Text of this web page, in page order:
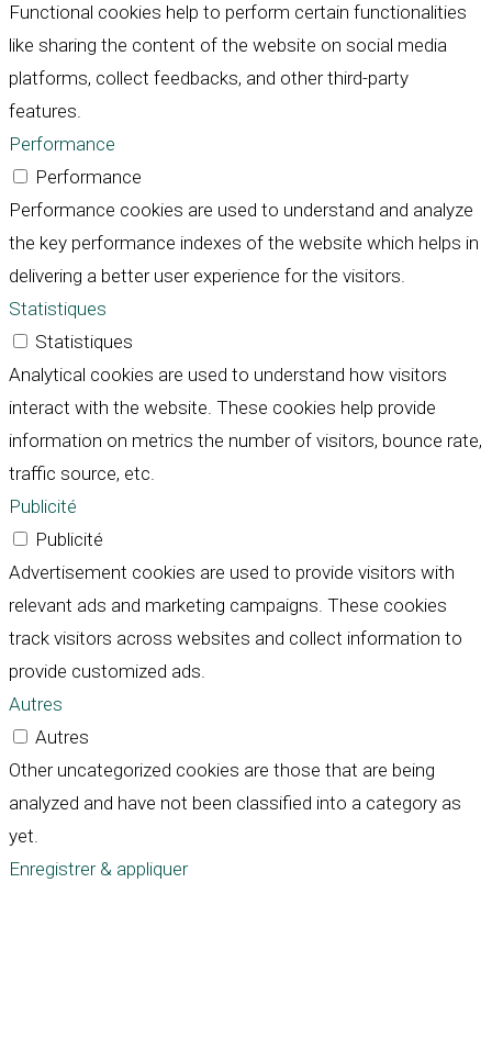
Functional cookies help to perform certain functionalities
like sharing the content of the website on social media
platforms, collect feedbacks, and other third-party
features.
Performance
Performance
Performance cookies are used to understand and analyze
the key performance indexes of the website which helps in
delivering a better user experience for the visitors.
Statistiques
Statistiques
Analytical cookies are used to understand how visitors
interact with the website. These cookies help provide
information on metrics the number of visitors, bounce rate,
traffic source, etc.
Publicité
Publicité
Advertisement cookies are used to provide visitors with
relevant ads and marketing campaigns. These cookies
track visitors across websites and collect information to
provide customized ads.
Autres
Autres
Other uncategorized cookies are those that are being
analyzed and have not been classified into a category as
yet.
Enregistrer & appliquer